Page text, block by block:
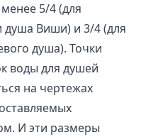
5/4 (для
душа Виши) и 3/4 (для
душа). Точки
воды для душей
на чертежах
И эти размеры